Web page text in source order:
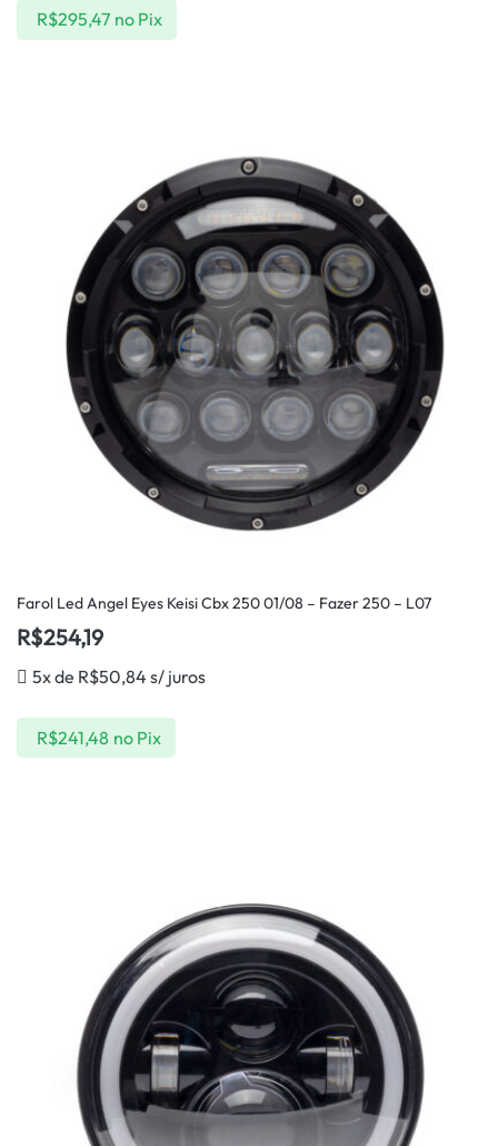
R$295,47 no Pix
Farol Led Angel Eyes Keisi Cbx 250 01/08 – Fazer 250 – L07
R$254,19
5x de R$50,84 s/ juros
R$241,48 no Pix